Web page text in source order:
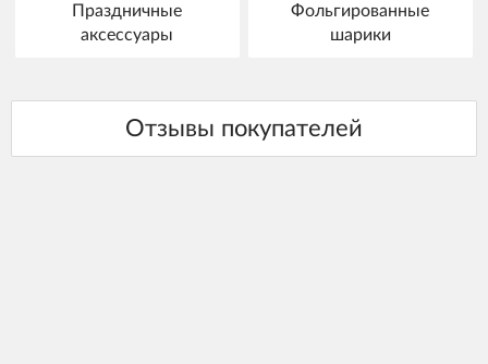
Праздничные
аксессуары
Фольгированные
шарики